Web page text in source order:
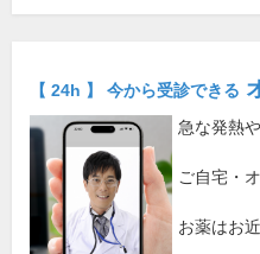
【 24h 】 今から受診できる
急な発熱
ご自宅・
お薬はお